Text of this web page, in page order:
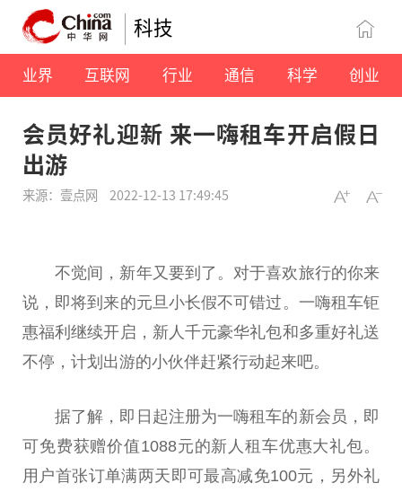
科技
业界 互联网 行业 通信 科学 创业
会员好礼迎新 来一嗨租车开启假日
出游
来源：壹点网 2022-12-13 17:49:45
不觉间，新年又要到了。对于喜欢旅行的你来
说，即将到来的元旦小长假不可错过。一嗨租车钜
惠福利继续开启，新人千元豪华礼包和多重好礼送
不停，计划出游的小伙伴赶紧行动起来吧。
据了解，即日起注册为一嗨租车的新会员，即
可免费获赠价值1088元的新人租车优惠大礼包。
用户首张订单满两天即可最高减免100元，另外礼